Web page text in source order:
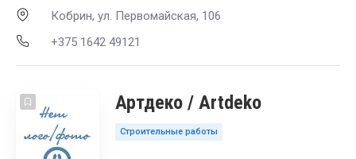
Кобрин, ул. Первомайская, 106
+375 1642 49121
Артдеко / Artdeko
Строительные работы